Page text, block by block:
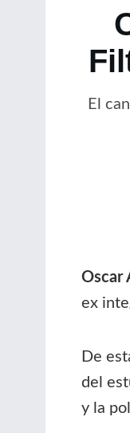
El
Oscar
ex
De
del
y la